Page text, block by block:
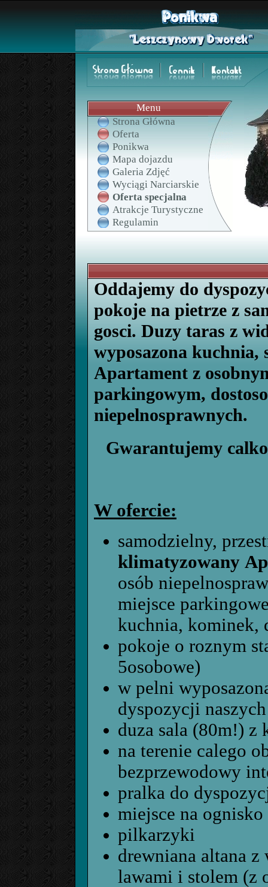
Menu
Strona Główna
Oferta
Ponikwa
Mapa dojazdu
Galeria Zdjęć
Wyciągi Narciarskie
Oferta specjalna
Atrakcje Turystyczne
Regulamin
Oddajemy do
pokoje na pietrze z
gosci. Duzy taras z
wyposazona kuchnia,
Apartament z
parkingowym,
niepelnosprawnych.
Gwarantujemy
W ofercie:
samodzielny,
klimatyzowany
osób
miejsce
kuchnia, kominek,
pokoje o roznym
5osobowe)
w pelni
dyspozycji
duza sala (80m!)
na terenie calego
bezprzewodowy
pralka do
miejsce na ognisko
pilkarzyki
drewniana altana
lawami i stolem (z